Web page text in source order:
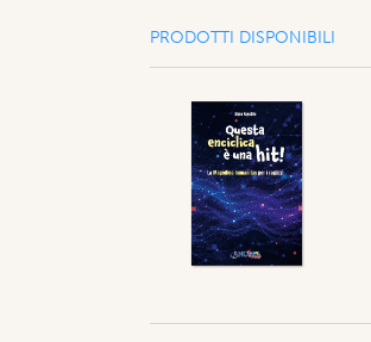
PRODOTTI DISPONIBILI